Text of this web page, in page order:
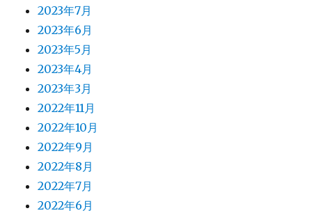
2023年7月
2023年6月
2023年5月
2023年4月
2023年3月
2022年11月
2022年10月
2022年9月
2022年8月
2022年7月
2022年6月